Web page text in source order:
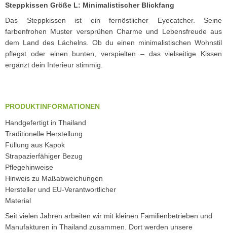
Steppkissen Größe L: Minimalistischer Blickfang
Das Steppkissen ist ein fernöstlicher Eyecatcher. Seine
farbenfrohen Muster versprühen Charme und Lebensfreude aus
dem Land des Lächelns. Ob du einen minimalistischen Wohnstil
pflegst oder einen bunten, verspielten – das vielseitige Kissen
ergänzt dein Interieur stimmig.
PRODUKTINFORMATIONEN
Handgefertigt in Thailand
Traditionelle Herstellung
Füllung aus Kapok
Strapazierfähiger Bezug
Pflegehinweise
Hinweis zu Maßabweichungen
Hersteller und EU-Verantwortlicher
Material
Seit vielen Jahren arbeiten wir mit kleinen Familienbetrieben und
Manufakturen in Thailand zusammen. Dort werden unsere